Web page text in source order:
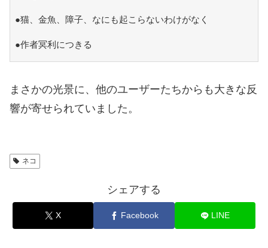
●猫、金魚、障子、なにも起こらないわけがなく
●作者冥利につきる
まさかの光景に、他のユーザーたちからも大きな反
響が寄せられていました。
ネコ
シェアする
X Facebook LINE